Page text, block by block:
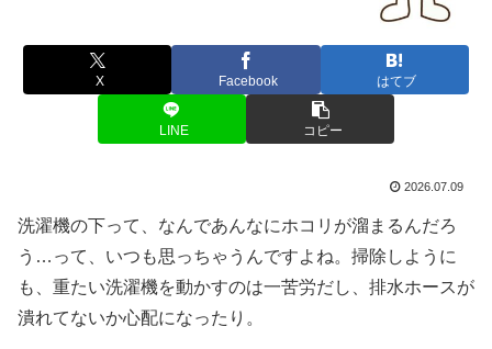
X Facebook はてブ
LINE コピー
2026.07.09
洗濯機の下って、なんであんなにホコリが溜まるんだろ
う…って、いつも思っちゃうんですよね。掃除しように
も、重たい洗濯機を動かすのは一苦労だし、排水ホースが
潰れてないか心配になったり。